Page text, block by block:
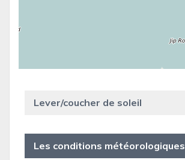
Lever/coucher de soleil
Les conditions météorologiques